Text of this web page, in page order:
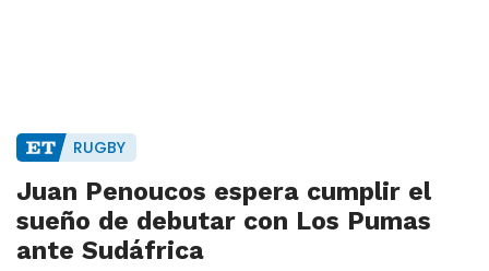
RUGBY
Juan Penoucos espera cumplir el
sueño de debutar con Los Pumas
ante Sudáfrica